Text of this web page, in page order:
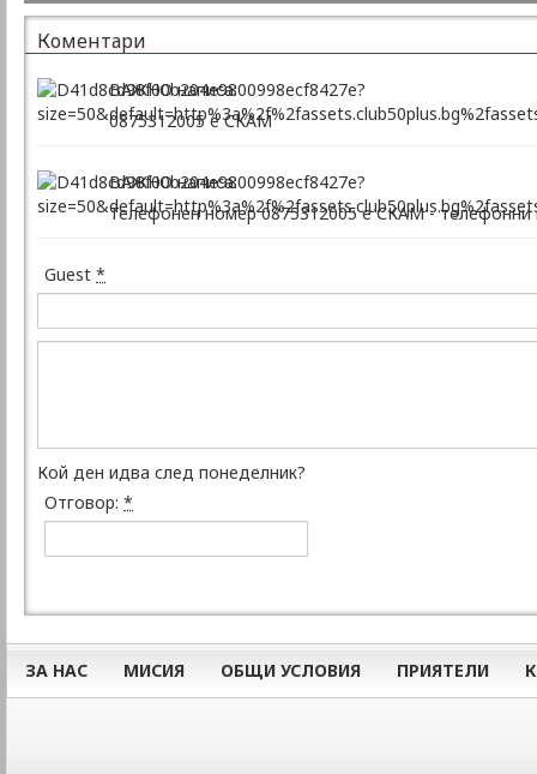
Коментари
ВАЖНО написа:
0875312005 е СКАМ
ВАЖНО написа:
Телефонен номер 0875312005 е СКАМ - телефонни
Guest *
Кой ден идва след понеделник?
Отговор: *
ЗА НАС МИСИЯ ОБЩИ УСЛОВИЯ ПРИЯТЕЛИ